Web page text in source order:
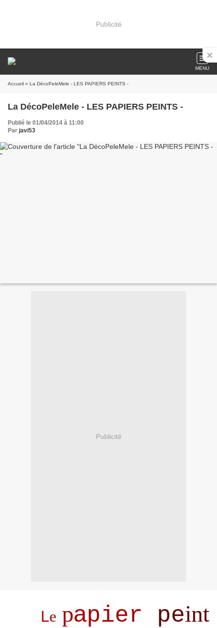
Publicité
MENU
Accueil » La DécoPeleMele - LES PAPIERS PEINTS -
La DécoPeleMele - LES PAPIERS PEINTS -
Publié le 01/04/2014 à 11:00
Par javi53
Publicité
Le papier peint